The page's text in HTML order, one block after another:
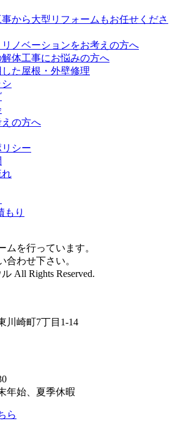
から大型リフォームもお任せくださ
ノベーションをお考えの方へ
体工事にお悩みの方へ
た屋根・外壁修理
の方へ
シー
れ
もり
ムを行っています。
合わせ下さい。
All Rights Reserved.
川崎町7丁目1-14
年始、夏季休暇